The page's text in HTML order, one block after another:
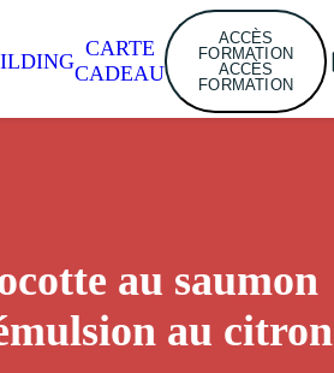
CARTE
CADEAU
ACCÈS
FORMATION
ACCÈS
FORMATION
au saumon
au citron